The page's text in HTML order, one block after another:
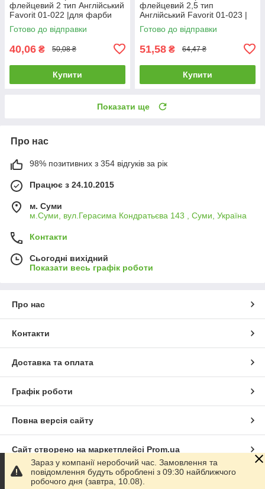
флейцевий 2 тип Англійський
Favorit 01-022 |для фарби
лаку Кисть малярная
флейцевая 2 тип Английский
Готово до відправки
40,06 ₴ 50,08 ₴
Купити
флейцевий 2,5 тип
Англійський Favorit 01-023 |
для фарби лаку Кисть
малярная флейцевая 2,5 тип
Готово до відправки
51,58 ₴ 64,47 ₴
Купити
Показати ще
Про нас
98% позитивних з 354 відгуків за рік
Працює з 24.10.2015
м. Суми
м.Суми, вул.Герасима Кондратьєва 143 , Суми, Україна
Контакти
Сьогодні вихідний
Показати весь графік роботи
Про нас
Контакти
Доставка та оплата
Графік роботи
Повна версія сайту
Сайт створено на маркетплейсі Prom.ua
Політика конфіденційності
Зараз у компанії неробочий час. Замовлення та
повідомлення будуть оброблені з 09:30 найближчого
робочого дня (завтра, 10.08).